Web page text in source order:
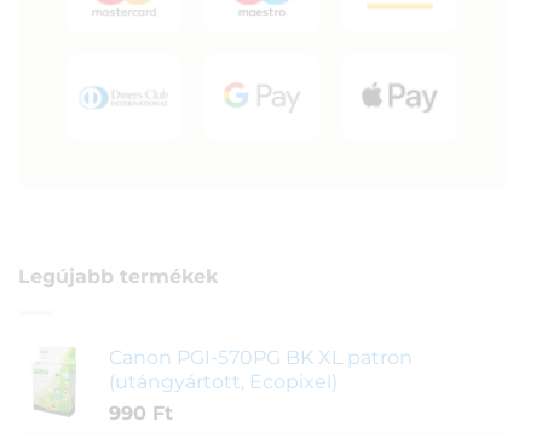
Legújabb termékek
Canon PGI-570PG BK XL patron
(utángyártott, Ecopixel)
990 Ft